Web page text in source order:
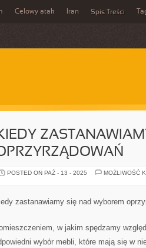
Celowy atak Iran Spis Treści
POSTED ON PAŹ - 13 - 2025
MOŻLIWOŚĆ
zastanawiamy się nad wyborem
w jakim spędzamy
wybór mebli, które mają się w